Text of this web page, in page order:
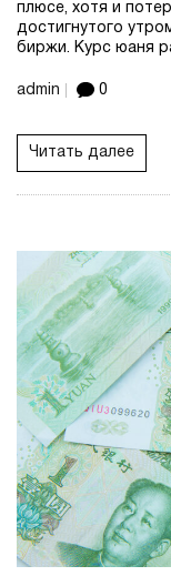
плюсе, хотя и
достигнутого
биржи. Курс юаня
admin 0
Читать далее